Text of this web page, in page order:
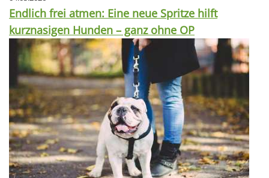
Endlich frei atmen: Eine neue Spritze hilft
kurznasigen Hunden – ganz ohne OP